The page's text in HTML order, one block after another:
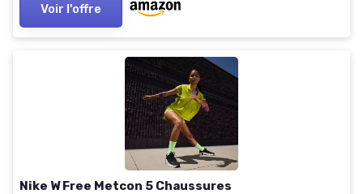
Voir l'offre
Nike W Free Metcon 5 Chaussures